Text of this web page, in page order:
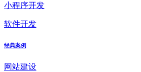
小程序开发
软件开发
经典案例
网站建设